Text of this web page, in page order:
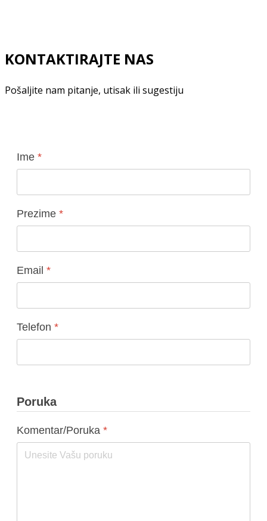
KONTAKTIRAJTE NAS
Pošaljite nam pitanje, utisak ili sugestiju
Ime *
Prezime *
Email *
Telefon *
Poruka
Komentar/Poruka *